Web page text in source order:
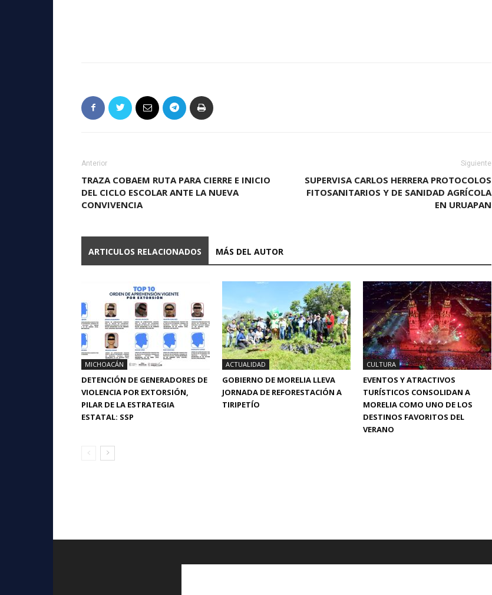
Anterior
TRAZA COBAEM RUTA PARA CIERRE E INICIO
DEL CICLO ESCOLAR ANTE LA NUEVA
CONVIVENCIA
Siguiente
SUPERVISA CARLOS HERRERA PROTOCOLOS
FITOSANITARIOS Y DE SANIDAD AGRÍCOLA
EN URUAPAN
ARTICULOS RELACIONADOS MÁS DEL AUTOR
MICHOACÁN
DETENCIÓN DE GENERADORES DE
VIOLENCIA POR EXTORSIÓN,
PILAR DE LA ESTRATEGIA
ESTATAL: SSP
ACTUALIDAD
GOBIERNO DE MORELIA LLEVA
JORNADA DE REFORESTACIÓN A
TIRIPETÍO
CULTURA
EVENTOS Y ATRACTIVOS
TURÍSTICOS CONSOLIDAN A
MORELIA COMO UNO DE LOS
DESTINOS FAVORITOS DEL
VERANO